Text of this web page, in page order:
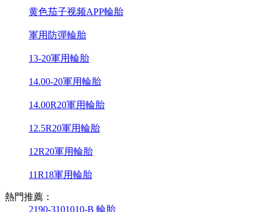
黄色茄子视频APP輪胎
軍用防彈輪胎
13-20軍用輪胎
14.00-20軍用輪胎
14.00R20軍用輪胎
12.5R20軍用輪胎
12R20軍用輪胎
11R18軍用輪胎
熱門推薦：
2190-3101010-B 輪胎